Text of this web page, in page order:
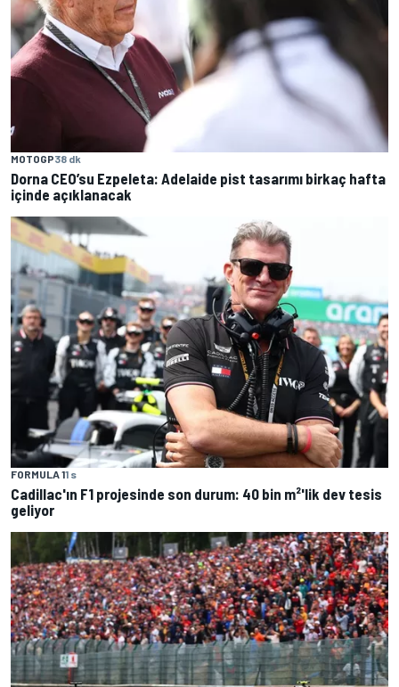
MOTOGP38 dk
Dorna CEO’su Ezpeleta: Adelaide pist tasarımı birkaç hafta
içinde açıklanacak
FORMULA 11 s
Cadillac'ın F1 projesinde son durum: 40 bin m²'lik dev tesis
geliyor